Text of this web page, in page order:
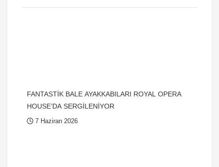
FANTASTİK BALE AYAKKABILARI ROYAL OPERA
HOUSE’DA SERGİLENİYOR
7 Haziran 2026